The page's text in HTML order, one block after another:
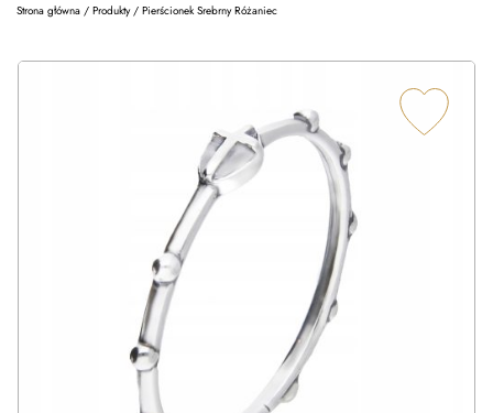
Strona główna / Produkty/ Pierścionek Srebrny Różaniec